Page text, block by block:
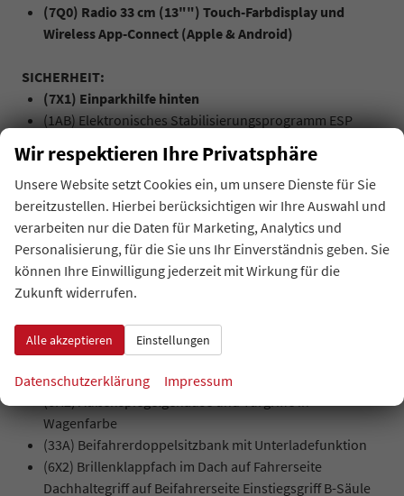
(7Q0) Radio 33 cm (13"") Touch-Farbdisplay und
Wireless App-Connect (Apple & Android)
SICHERHEIT:
(7X1) Einparkhilfe hinten
(1AB) Elektronisches Stabilisierungsprogramm ESP
(EM0) Müdigkeitserkennung
INNENAUSSTATTUNG UND KOMFORT:
(6XN) Außenspiegel elektrisch einstell- und beheizbar
(3L3) Höheneinstellung für Vordersitze
EXTRAS:
(7P5) 2-Wege Lendenwirbelstütze für den Fahrersitz,
(41W) Stahlräder 6,5 J x 16 in Silber
(4UR) Airbags für Fahrer und Beifahrer, mit Beifahrer-
Airbag-Deaktivierung
Wagenfarbe
(33A) Beifahrerdoppelsitzbank mit Unterladefunktion
(6X2) Brillenklappfach im Dach auf Fahrerseite
Dachhaltegriff auf Beifahrerseite Einstiegsgriff B-Säule
Wir respektieren Ihre Privatsphäre
Unsere Website setzt Cookies ein, um unsere Dienste für Sie
bereitzustellen. Hierbei berücksichtigen wir Ihre Auswahl und
verarbeiten nur die Daten für Marketing, Analytics und
Personalisierung, für die Sie uns Ihr Einverständnis geben. Sie
können Ihre Einwilligung jederzeit mit Wirkung für die
Zukunft widerrufen.
Alle akzeptieren Einstellungen
Datenschutzerklärung Impressum